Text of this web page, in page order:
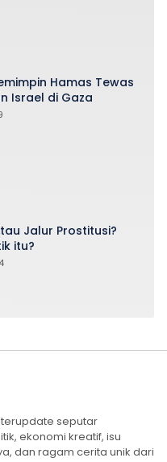
Hamas Tewas
Israel di Gaza
Jalur Prostitusi?
itu?
seputar
ekonomi kreatif, isu
dan ragam cerita unik dari